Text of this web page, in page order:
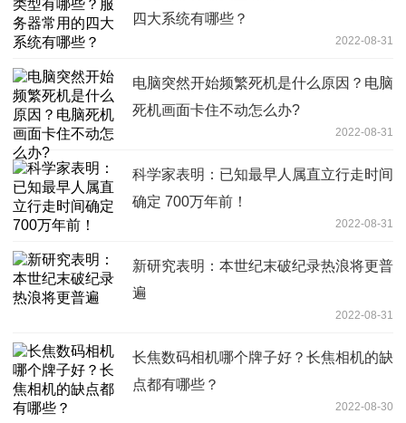
四大系统有哪些？
2022-08-31
电脑突然开始频繁死机是什么原因？电脑
死机画面卡住不动怎么办?
2022-08-31
科学家表明：已知最早人属直立行走时间
确定 700万年前！
2022-08-31
新研究表明：本世纪末破纪录热浪将更普
遍
2022-08-31
长焦数码相机哪个牌子好？长焦相机的缺
点都有哪些？
2022-08-30